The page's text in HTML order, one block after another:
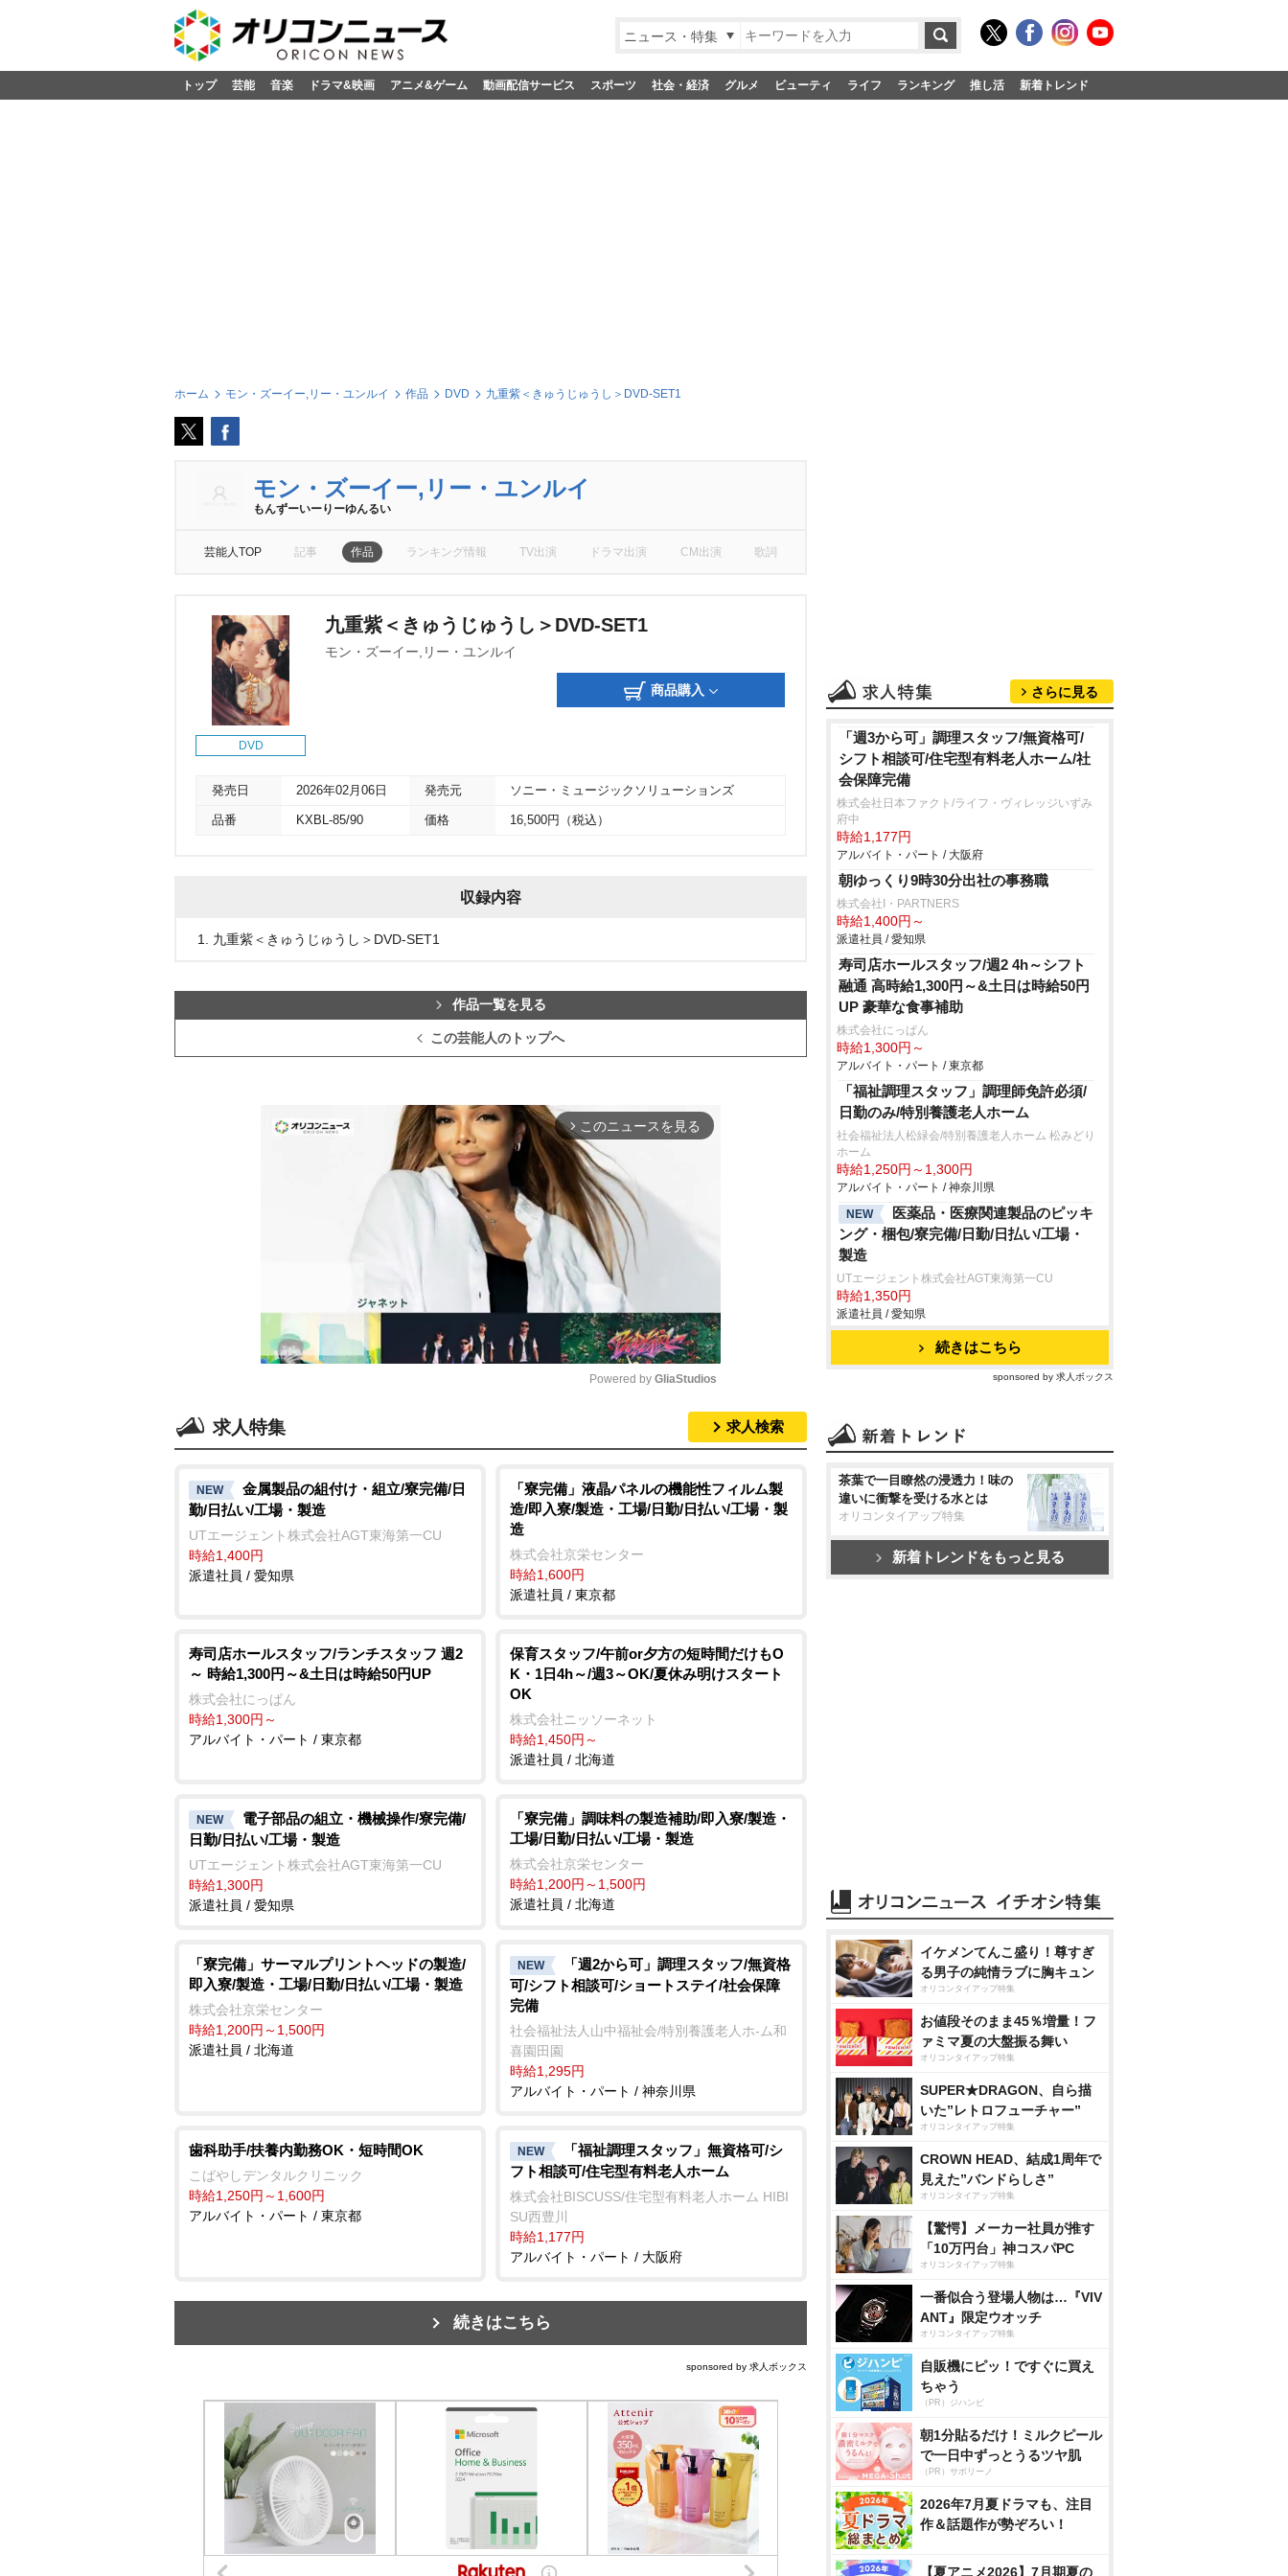
ニュース・特集
トップ 芸能 音楽 ドラマ&映画 アニメ&ゲーム 動画配信サービス スポーツ 社会・経済 グルメ ビューティ ライフ ランキング 推し活 新着トレンド
ホーム モン・ズーイー,リー・ユンルイ 作品 DVD 九重紫＜きゅうじゅうし＞DVD-SET1
モン・ズーイー,リー・ユンルイ
もんずーいーりーゆんるい
芸能人TOP 記事 作品 ランキング情報 TV出演 ドラマ出演 CM出演 歌詞
DVD
九重紫＜きゅうじゅうし＞DVD-SET1
モン・ズーイー,リー・ユンルイ
商品購入
発売日 2026年02月06日 発売元 ソニー・ミュージックソリューションズ
品番 KXBL-85/90 価格 16,500円（税込）
収録内容
1. 九重紫＜きゅうじゅうし＞DVD-SET1
作品一覧を見る
この芸能人のトップへ
arrow_forward_ios このニュースを見る
e
Powered by GliaStudios
求人特集 求人検索
NEW
金属製品の組付け・組立/寮完備/日
勤/日払い/工場・製造
UTエージェント株式会社AGT東海第一CU
時給1,400円
派遣社員 / 愛知県
「寮完備」液晶パネルの機能性フィルム製
造/即入寮/製造・工場/日勤/日払い/工場・製
造
株式会社京栄センター
時給1,600円
派遣社員 / 東京都
寿司店ホールスタッフ/ランチスタッフ 週2
～ 時給1,300円～&土日は時給50円UP
株式会社にっぱん
時給1,300円～
アルバイト・パート / 東京都
保育スタッフ/午前or夕方の短時間だけもO
K・1日4h～/週3～OK/夏休み明けスタート
OK
株式会社ニッソーネット
時給1,450円～
派遣社員 / 北海道
NEW
電子部品の組立・機械操作/寮完備/
日勤/日払い/工場・製造
UTエージェント株式会社AGT東海第一CU
時給1,300円
派遣社員 / 愛知県
「寮完備」調味料の製造補助/即入寮/製造・
工場/日勤/日払い/工場・製造
株式会社京栄センター
時給1,200円～1,500円
派遣社員 / 北海道
「寮完備」サーマルプリントヘッドの製造/
即入寮/製造・工場/日勤/日払い/工場・製造
株式会社京栄センター
時給1,200円～1,500円
派遣社員 / 北海道
NEW
「週2から可」調理スタッフ/無資格
可/シフト相談可/ショートステイ/社会保障
完備
社会福祉法人山中福祉会/特別養護老人ホ-ム和
喜園田園
時給1,295円
アルバイト・パート / 神奈川県
歯科助手/扶養内勤務OK・短時間OK
こばやしデンタルクリニック
時給1,250円～1,600円
アルバイト・パート / 東京都
NEW
「福祉調理スタッフ」無資格可/シ
フト相談可/住宅型有料老人ホーム
株式会社BISCUSS/住宅型有料老人ホーム HIBI
SU西豊川
時給1,177円
アルバイト・パート / 大阪府
続きはこちら
sponsored by 求人ボックス
さらに見る
「週3から可」調理スタッフ/無資格可/
シフト相談可/住宅型有料老人ホーム/社
会保障完備
株式会社日本ファクト/ライフ・ヴィレッジいずみ
府中
時給1,177円
アルバイト・パート / 大阪府
朝ゆっくり9時30分出社の事務職
株式会社I・PARTNERS
時給1,400円～
派遣社員 / 愛知県
寿司店ホールスタッフ/週2 4h～シフト
融通 高時給1,300円～&土日は時給50円
UP 豪華な食事補助
株式会社にっぱん
時給1,300円～
アルバイト・パート / 東京都
「福祉調理スタッフ」調理師免許必須/
日勤のみ/特別養護老人ホーム
社会福祉法人松緑会/特別養護老人ホーム 松みどり
ホーム
時給1,250円～1,300円
アルバイト・パート / 神奈川県
NEW
医薬品・医療関連製品のピッキ
ング・梱包/寮完備/日勤/日払い/工場・
製造
UTエージェント株式会社AGT東海第一CU
時給1,350円
派遣社員 / 愛知県
続きはこちら
sponsored by 求人ボックス
茶葉で一目瞭然の浸透力！味の
違いに衝撃を受ける水とは
オリコンタイアップ特集
新着トレンドをもっと見る
イケメンてんこ盛り！尊すぎ
る男子の純情ラブに胸キュン
オリコンタイアップ特集
お値段そのまま45％増量！フ
ァミマ夏の大盤振る舞い
オリコンタイアップ特集
SUPER★DRAGON、自ら描
いた”レトロフューチャー”
オリコンタイアップ特集
CROWN HEAD、結成1周年で
見えた”バンドらしさ”
オリコンタイアップ特集
【驚愕】メーカー社員が推す
「10万円台」神コスパPC
オリコンタイアップ特集
一番似合う登場人物は…『VIV
ANT』限定ウオッチ
オリコンタイアップ特集
自販機にピッ！ですぐに買え
ちゃう
（PR）ジハンピ
朝1分貼るだけ！ミルクピール
で一日中ずっとうるツヤ肌
（PR）サボリーノ
2026年7月夏ドラマも、注目
作＆話題作が勢ぞろい！
【夏アニメ2026】7月期夏の